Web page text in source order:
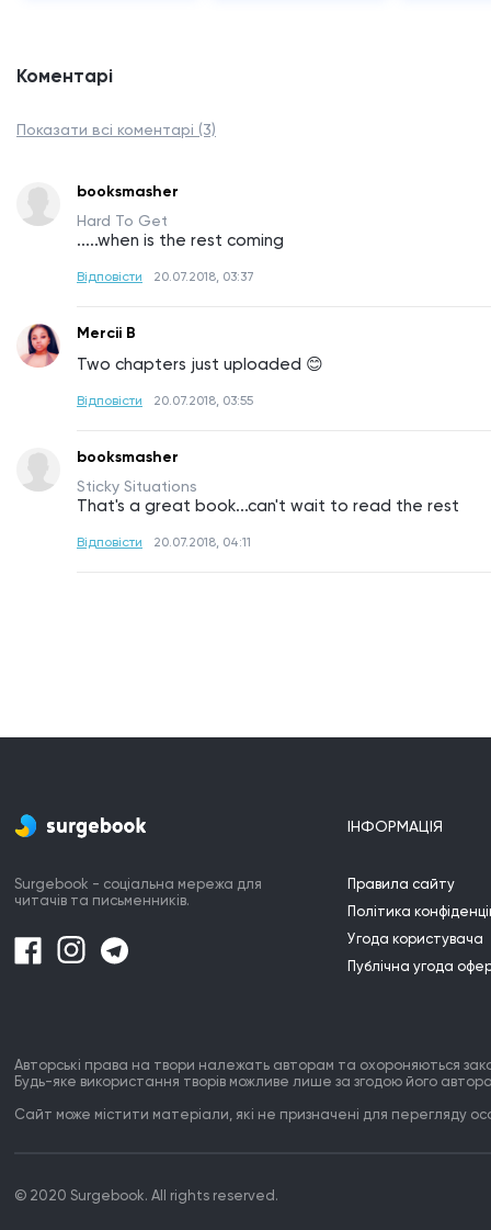
Коментарі
Показати всі коментарі (3)
booksmasher
Hard To Get
.....when is the rest coming
Відповісти 20.07.2018, 03:37
Mercii B
Two chapters just uploaded 😊
Відповісти 20.07.2018, 03:55
booksmasher
Sticky Situations
That's a great book...can't wait to read the rest
Відповісти 20.07.2018, 04:11
Surgebook - соціальна мережа для
читачів та письменників.
ІНФОРМАЦІЯ
Правила сайту
Політика
Угода користувача
Публічна угода
Авторські права на твори належать авторам та охороняються
Будь-яке використання творів можливе лише за згодою його
Сайт може містити матеріали, які не призначені для перегляду
© 2020 Surgebook. All rights reserved.